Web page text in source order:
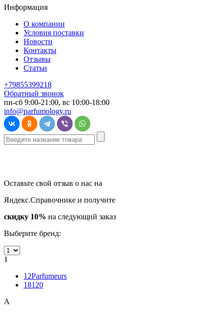
Информация
О компании
Условия поставки
Новости
Контакты
Отзывы
Статьи
+79855399218
Обратный звонок
пн-сб 9:00-21:00, вс 10:00-18:00
info@parfumology.ru
Оставьте свой отзыв о нас на
Яндекс.Справочнике и получите
скидку 10% на следующий заказ
Выберите бренд:
1
12Parfumeurs
18120
A